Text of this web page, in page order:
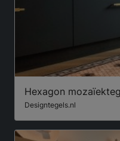
Hexagon
Designtegels.nl